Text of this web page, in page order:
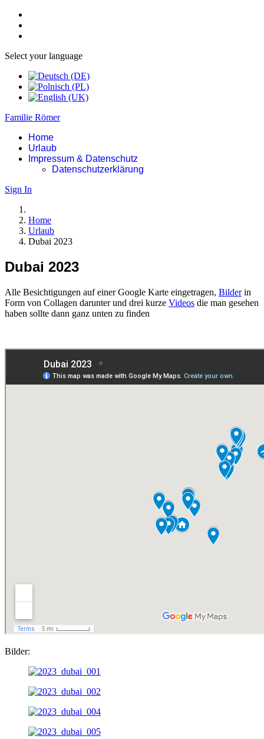
Select your language
Familie Römer
Home
Urlaub
Impressum & Datenschutz
Datenschutzerklärung
Sign In
Home
Urlaub
Dubai 2023
Dubai 2023
Alle Besichtigungen auf einer Google Karte eingetragen, Bilderin
Form von Collagen darunter und drei kurze Videos die man gesehen
haben sollte dann ganz unten zu finden
Bilder: